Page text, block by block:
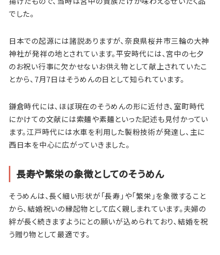
でした。
日本での起源には諸説ありますが、奈良県桜井市三輪の大神
神社が発祥の地とされています。平安時代には、宮中の七夕
のお祝い行事に欠かせないお供え物として献上されていたこ
とから、7月7日はそうめんの日として知られています。
鎌倉時代には、ほぼ現在のそうめんの形に近付き、室町時代
にかけての文献には索麺や素麺といった記述も見付かってい
ます。江戸時代には水車を利用した製粉技術が発達し、主に
西日本を中心に広がっていきました。
長寿や繁栄の象徴としてのそうめん
そうめんは、長く細い形状が「長寿」や「繁栄」を象徴すること
から、結婚祝いの縁起物として広く親しまれています。夫婦の
絆が長く続きますようにとの願いが込められており、結婚を祝
う贈り物として最適です。